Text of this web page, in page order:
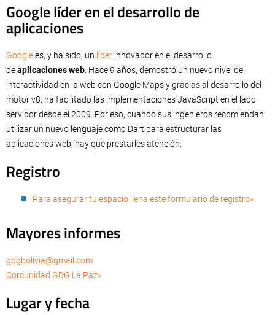
Google líder en el desarrollo de
aplicaciones
Googlees, y ha sido, un líder innovador en el desarrollo
deaplicaciones web . Hace 9 años, demostró un nuevo nivel de
interactividad en la web con Google Maps y gracias al desarrollo del
motor v8, ha facilitado las implementaciones JavaScript en el lado
servidor desde el 2009. Por eso, cuando sus ingenieros recomiendan
utilizar un nuevo lenguaje como Dart para estructurar las
aplicaciones web, hay que prestarles atención.
Registro
Para asegurar tu espacio llena este formulario de registro»
Mayores informes
gdgbolivia@gmail.com
Comunidad GDG La Paz»
Lugar y fecha